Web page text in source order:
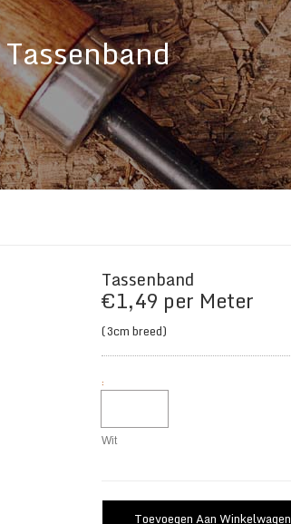
Tassenband
Tassenband
€1,49 per Meter
(3cm breed)
:
Wit
Toevoegen Aan Winkelwagen